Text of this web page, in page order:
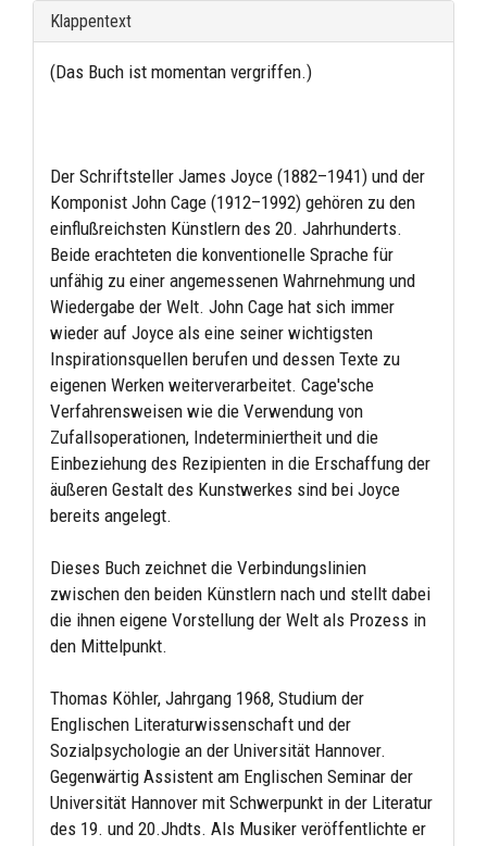
Klappentext
(Das Buch ist momentan vergriffen.)
Der Schriftsteller James Joyce (1882–1941) und der
Komponist John Cage (1912–1992) gehören zu den
einflußreichsten Künstlern des 20. Jahrhunderts.
Beide erachteten die konventionelle Sprache für
unfähig zu einer angemessenen Wahrnehmung und
Wiedergabe der Welt. John Cage hat sich immer
wieder auf Joyce als eine seiner wichtigsten
Inspirationsquellen berufen und dessen Texte zu
eigenen Werken weiterverarbeitet. Cage'sche
Verfahrensweisen wie die Verwendung von
Zufallsoperationen, Indeterminiertheit und die
Einbeziehung des Rezipienten in die Erschaffung der
äußeren Gestalt des Kunstwerkes sind bei Joyce
bereits angelegt.
Dieses Buch zeichnet die Verbindungslinien
zwischen den beiden Künstlern nach und stellt dabei
die ihnen eigene Vorstellung der Welt als Prozess in
den Mittelpunkt.
Thomas Köhler, Jahrgang 1968, Studium der
Englischen Literaturwissenschaft und der
Sozialpsychologie an der Universität Hannover.
Gegenwärtig Assistent am Englischen Seminar der
Universität Hannover mit Schwerpunkt in der Literatur
des 19. und 20.Jhdts. Als Musiker veröffentlichte er